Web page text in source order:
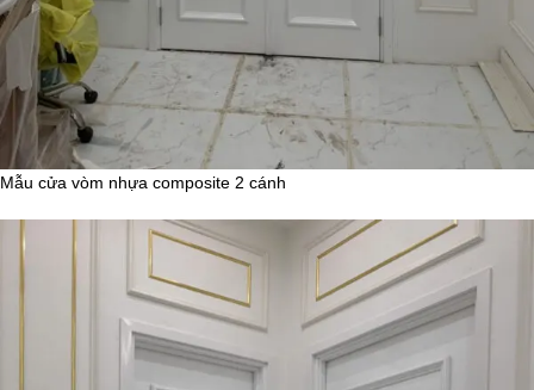
Mẫu cửa vòm nhựa composite 2 cánh